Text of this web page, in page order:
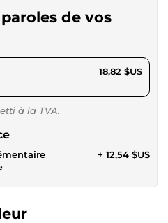
de vos
$US 18,82 $US
à la TVA.
+ 12,54 $US